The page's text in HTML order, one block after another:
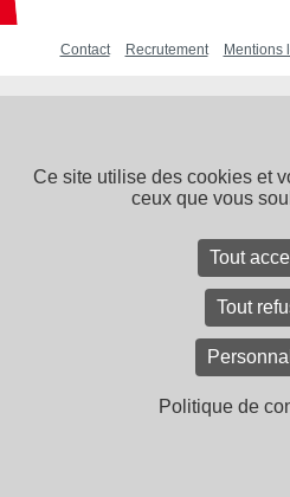
Contact Recrutement Mentions
Ce site utilise des cookies et
ceux que vous
Tout
Tout
Politique de